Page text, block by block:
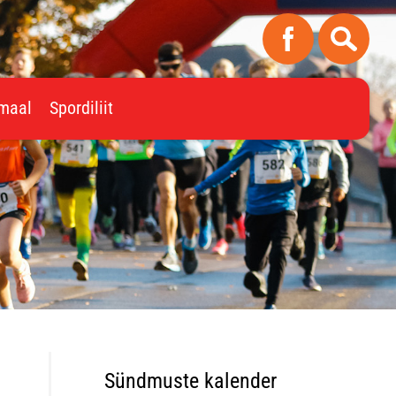
Spordiliit
Sündmuste kalender